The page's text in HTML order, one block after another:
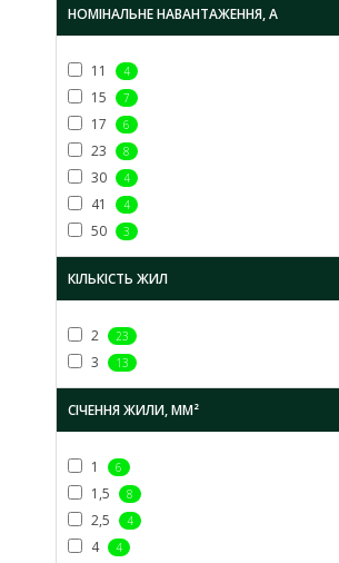
НОМІНАЛЬНЕ НАВАНТАЖЕННЯ, А
11 4
15 7
17 6
23 8
30 4
41 4
50 3
КІЛЬКІСТЬ ЖИЛ
2 23
3 13
СІЧЕННЯ ЖИЛИ, ММ²
1 6
1,5 8
2,5 4
4 4